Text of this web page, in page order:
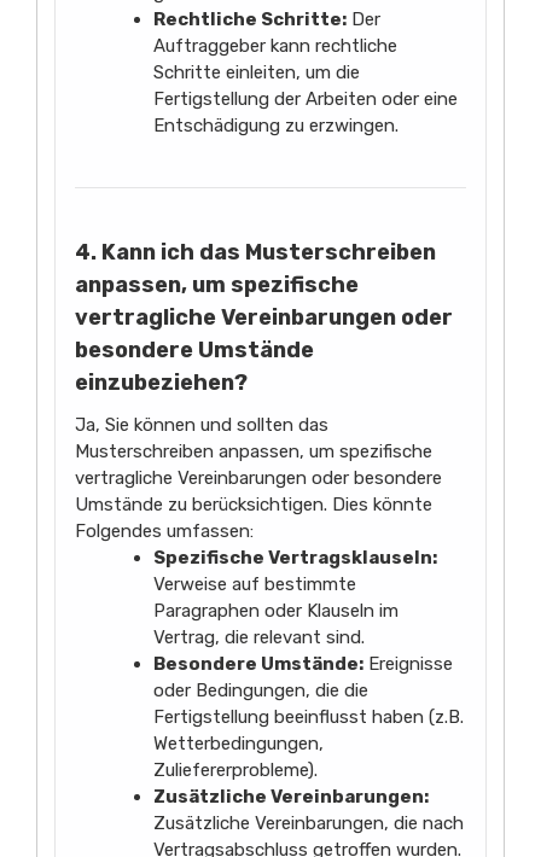
Rechtliche Schritte: Der
Auftraggeber kann rechtliche
Schritte einleiten, um die
Fertigstellung der Arbeiten oder eine
Entschädigung zu erzwingen.
4. Kann ich das Musterschreiben
anpassen, um spezifische
vertragliche Vereinbarungen oder
besondere Umstände
einzubeziehen?
Ja, Sie können und sollten das
Musterschreiben anpassen, um spezifische
vertragliche Vereinbarungen oder besondere
Umstände zu berücksichtigen. Dies könnte
Folgendes umfassen:
Spezifische Vertragsklauseln:
Verweise auf bestimmte
Paragraphen oder Klauseln im
Vertrag, die relevant sind.
Besondere Umstände: Ereignisse
oder Bedingungen, die die
Fertigstellung beeinflusst haben (z.B.
Wetterbedingungen,
Zuliefererprobleme).
Zusätzliche Vereinbarungen:
Zusätzliche Vereinbarungen, die nach
Vertragsabschluss getroffen wurden.